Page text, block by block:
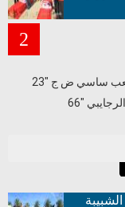
2
ساسي ض ج "23
"66
الشبيبة